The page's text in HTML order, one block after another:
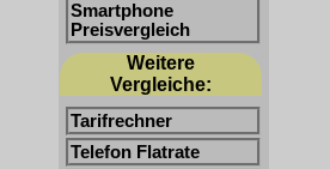
Smartphone
Preisvergleich
Weitere
Vergleiche:
Tarifrechner
Telefon Flatrate